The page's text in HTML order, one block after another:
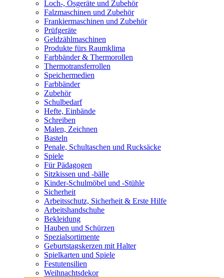
Loch-, Ösgeräte und Zubehör
Falzmaschinen und Zubehör
Frankiermaschinen und Zubehör
Prüfgeräte
Geldzählmaschinen
Produkte fürs Raumklima
Farbbänder & Thermorollen
Thermotransferrollen
Speichermedien
Farbbänder
Zubehör
Schulbedarf
Hefte, Einbände
Schreiben
Malen, Zeichnen
Basteln
Penale, Schultaschen und Rucksäcke
Spiele
Für Pädagogen
Sitzkissen und -bälle
Kinder-Schulmöbel und -Stühle
Sicherheit
Arbeitsschutz, Sicherheit & Erste Hilfe
Arbeitshandschuhe
Bekleidung
Hauben und Schürzen
Spezialsortimente
Geburtstagskerzen mit Halter
Spielkarten und Spiele
Festutensilien
Weihnachtsdekor